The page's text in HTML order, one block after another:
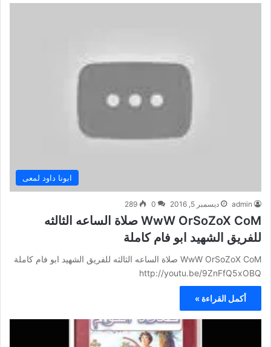
ابونا داود لمعى
admin ديسمبر 5, 2016 0
289
WwW OrSoZoX CoM صلاة الساعه الثالثه
للفريق الشهيد ابو فام كاملة
WwW OrSoZoX CoM صلاة الساعه الثالثه للفريق الشهيد ابو فام كاملة
http://youtu.be/9ZnFfQ5xOBQ
أكمل القراءة »